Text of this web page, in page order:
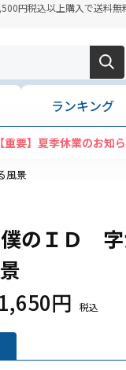
円税込以上購入で送料無
ランキング
【重要】夏季休業のお知
風景
僕のＩＤ 字
1,650円